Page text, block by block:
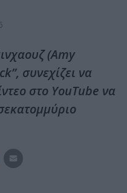
(Amy
συνεχίζει να
στο YouTube να